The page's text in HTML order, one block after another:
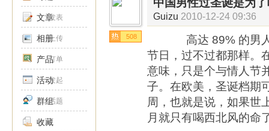
文章发表
相册上传
产品订单
活动发起
群组话题
收藏
508
中国男性过圣诞是为
Guizu 2010-12-24 09:36
高达 89% 的男人
节日，过不过都那样。
意味，只是个与情人节
子。在欧美，圣诞档期
周，也就是说，如果世
月就只有喝西北风的命